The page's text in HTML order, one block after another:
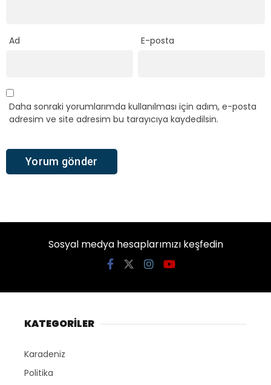
Ad E-posta
Daha sonraki yorumlarımda kullanılması için adım, e-posta
adresim ve site adresim bu tarayıcıya kaydedilsin.
Sosyal medya hesaplarımızı keşfedin
KATEGORİLER
Karadeniz
Politika